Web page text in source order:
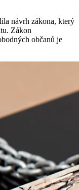
návrh zákona, který
Zákon
občanů je